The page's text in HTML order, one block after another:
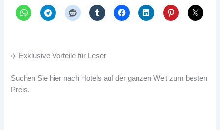
✈️ Exklusive Vorteile für Leser
Suchen Sie hier nach Hotels auf der ganzen Welt zum besten
Preis.